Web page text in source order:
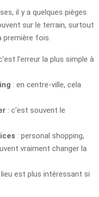
il y a quelques pièges
sur le terrain, surtout
première fois.
l’erreur la plus simple à
: en centre-ville, cela
: c’est souvent le
: personal shopping,
vraiment changer la
lieu est plus intéressant si